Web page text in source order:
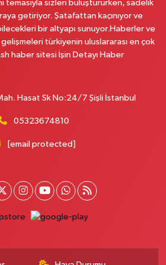
Caddesi 71 C ABİTLER DURAĞI
Yol Tarifi Al
AİLE SAĞLIĞI MERKEZİ KARŞISI
Yol Tarifi Al
temasıyla sizleri buluştururken, sadelik
getiriyor. Şatafattan kaçınıyor ve
bir altyapı sunuyor.Haberler ve
türkiyenin uluslararası en çok
haber sitesi İşin Detayı Haber
Hasat Sk No:24/7 Şişli İstanbul
05323674810
[email protected]